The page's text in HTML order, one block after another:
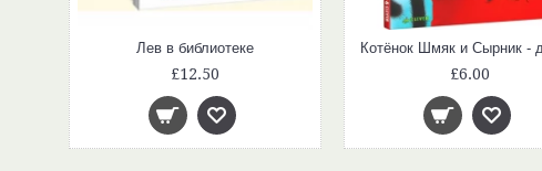
Лев в библиотеке
£12.50 £6.00